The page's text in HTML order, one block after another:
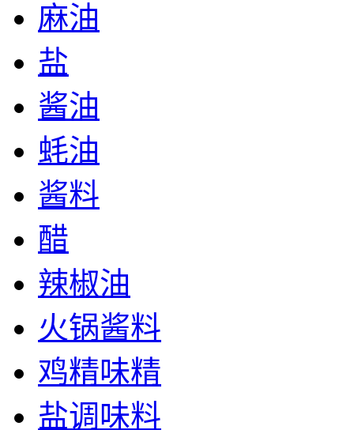
麻油
盐
酱油
蚝油
酱料
醋
辣椒油
火锅酱料
鸡精味精
盐调味料